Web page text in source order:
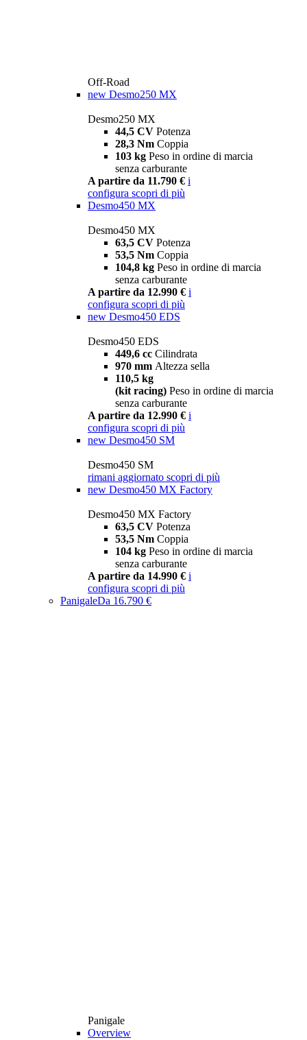
Off-Road
new Desmo250 MX
Desmo250 MX
44,5 CV Potenza
28,3 Nm Coppia
103 kg Peso in ordine di marcia
senza carburante
A partire da 11.790 € i
configura scopri di più
Desmo450 MX
Desmo450 MX
63,5 CV Potenza
53,5 Nm Coppia
104,8 kg Peso in ordine di marcia
senza carburante
A partire da 12.990 € i
configura scopri di più
new Desmo450 EDS
Desmo450 EDS
449,6 cc Cilindrata
970 mm Altezza sella
110,5 kg
(kit racing) Peso in ordine di marcia
senza carburante
A partire da 12.990 € i
configura scopri di più
new Desmo450 SM
Desmo450 SM
rimani aggiornato scopri di più
new Desmo450 MX Factory
Desmo450 MX Factory
63,5 CV Potenza
53,5 Nm Coppia
104 kg Peso in ordine di marcia
senza carburante
A partire da 14.990 € i
configura scopri di più
PanigaleDa 16.790 €
Panigale
Overview